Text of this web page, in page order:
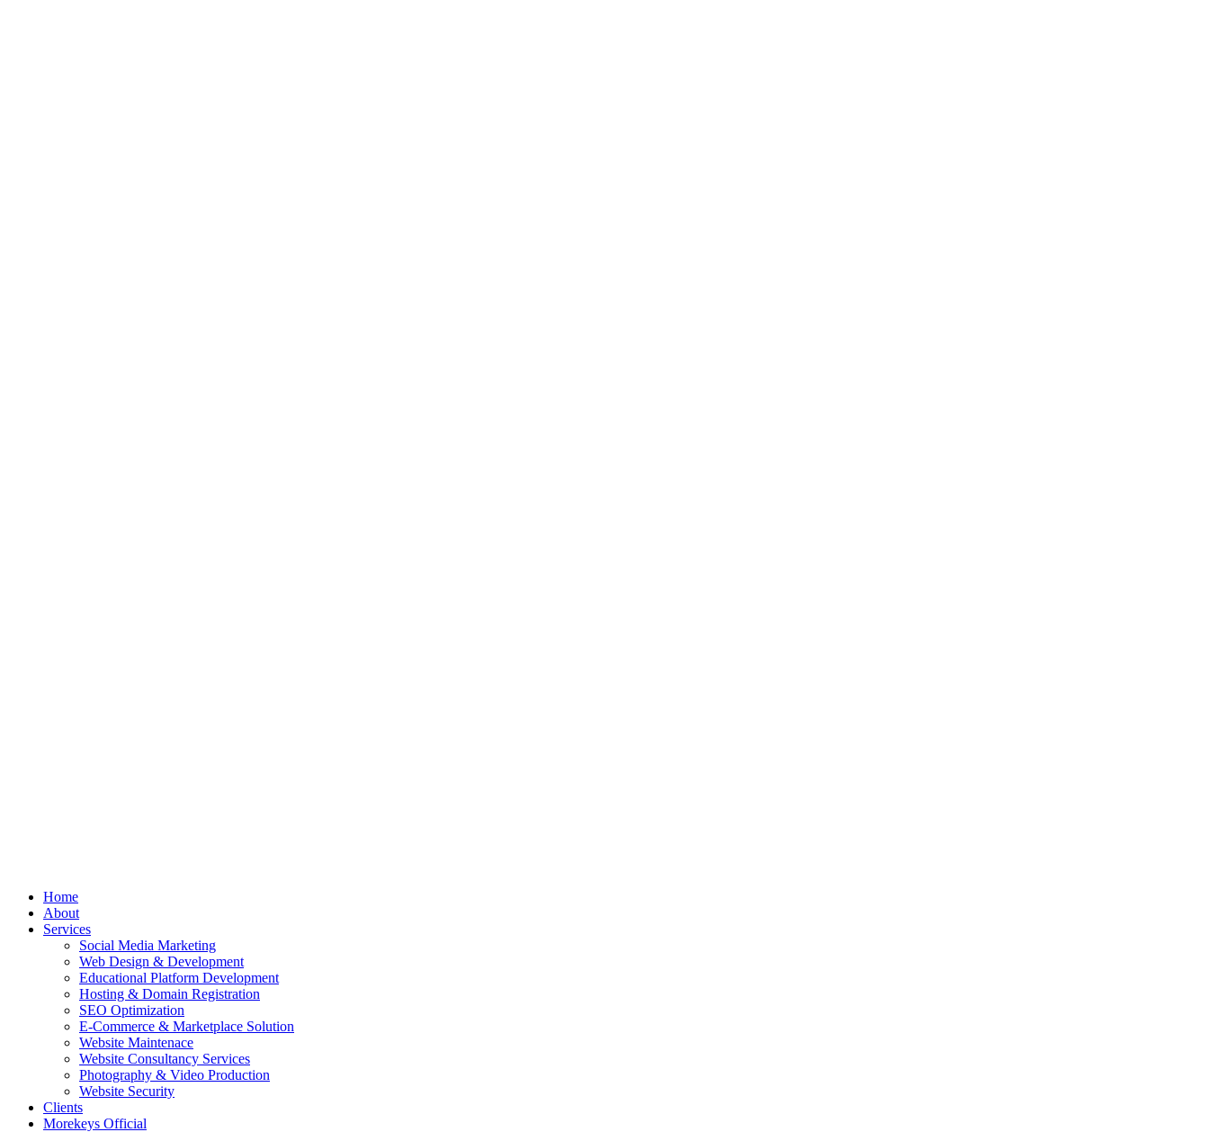
Home
About
Services
Social Media Marketing
Web Design & Development
Educational Platform Development
Hosting & Domain Registration
SEO Optimization
E-Commerce & Marketplace Solution
Website Maintenace
Website Consultancy Services
Photography & Video Production
Website Security
Clients
Morekeys Official